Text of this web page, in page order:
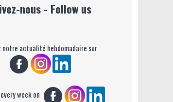
nous - Follow us
notre actualité hebdomadaire sur
week on